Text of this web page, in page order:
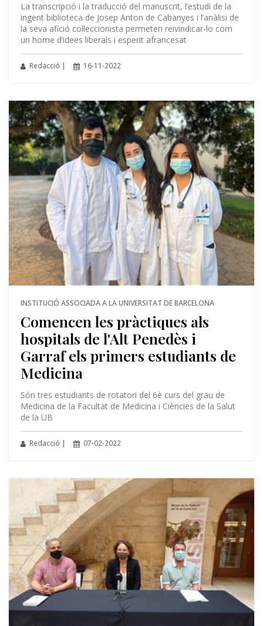
La transcripció i la traducció del manuscrit, l’estudi de la
ingent biblioteca de Josep Anton de Cabanyes i l’anàlisi de
la seva afició col·leccionista permeten reivindicar-lo com
un home d’idees liberals i esperit afrancesat
Redacció | 16-11-2022
INSTITUCIÓ ASSOCIADA A LA UNIVERSITAT DE BARCELONA
Comencen les pràctiques als
hospitals de l'Alt Penedès i
Garraf els primers estudiants de
Medicina
Són tres estudiants de rotatori del 6è curs del grau de
Medicina de la Facultat de Medicina i Ciències de la Salut
de la UB
Redacció | 07-02-2022